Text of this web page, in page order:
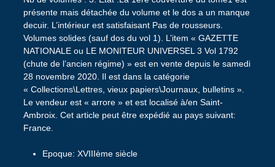
présente mais détachée du volume et le dos a un manque
decuir. L’intérieur est satisfaisant Pas de rousseurs.
Volumes solides (sauf dos du vol 1). L’item « GAZETTE
NATIONALE ou LE MONITEUR UNIVERSEL 3 Vol 1792
(chute de l’ancien régime) » est en vente depuis le samedi
28 novembre 2020. Il est dans la catégorie
« Collections\Lettres, vieux papiers\Journaux, bulletins ».
Le vendeur est « arrore » et est localisé à/en Saint-
Ambroix. Cet article peut être expédié au pays suivant:
France.
Epoque: XVIIIème siècle